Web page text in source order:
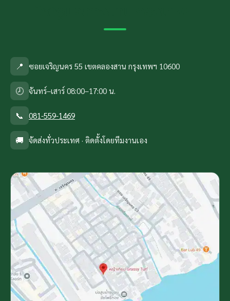
📍 ซอยเจริญนคร 55 เขตคลองสาน กรุงเทพฯ 10600
🕗 จันทร์–เสาร์ 08:00–17:00 น.
📞 081-559-1469
🚚 จัดส่งทั่วประเทศ · ติดตั้งโดยทีมงานเอง